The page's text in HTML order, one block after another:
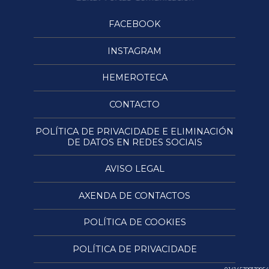
FACEBOOK
INSTAGRAM
HEMEROTECA
CONTACTO
POLÍTICA DE PRIVACIDADE E ELIMINACIÓN
DE DATOS EN REDES SOCIAIS
AVISO LEGAL
AXENDA DE CONTACTOS
POLÍTICA DE COOKIES
POLÍTICA DE PRIVACIDADE